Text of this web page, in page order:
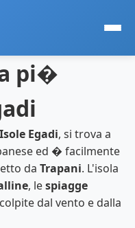
pi�
Isole Egadi, si trova a
ed � facilmente
da Trapani. L'isola
, lespiagge
dal vento e dalla